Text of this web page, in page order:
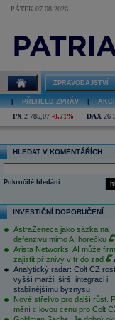
PÁTEK 07.08.2026
ZPRAVODAJSTVÍ
PŘEHLED ZPRÁV
PX 2 785,07 -0,71% DAX 26
HLEDAT V KOMENTÁŘÍCH
Pokročilé hledání
INVESTIČNÍ DOPORUČENÍ
AstraZeneca jako sázka na
defenzivu mimo AI horečku
Arista Networks: AI může
zajistit příznivý vítr do zad
Analytický radar: Colt CZ
vyšší marži, širší integraci i
stabilnějšímu byznysu
Nové střelivo pro další růst.
mění cílovou cenu pro Colt